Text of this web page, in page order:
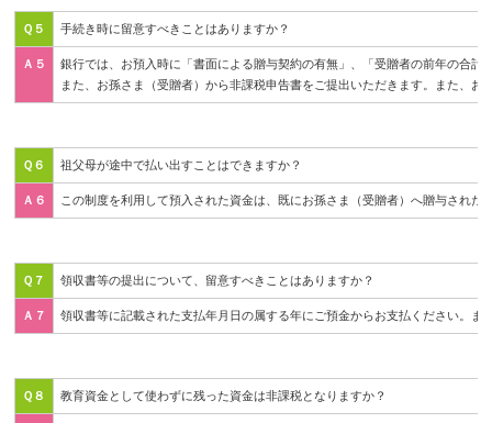
Ｑ５ 手続き時に留意すべきことはありますか？
Ａ５
銀行では、お預入時に「書面による贈与契約の有無」、「受贈者の前年の合
また、お孫さま（受贈者）から非課税申告書をご提出いただきます。また、
Ｑ６ 祖父母が途中で払い出すことはできますか？
Ａ６ この制度を利用して預入された資金は、既にお孫さま（受贈者）へ贈与され
Ｑ７ 領収書等の提出について、留意すべきことはありますか？
Ａ７ 領収書等に記載された支払年月日の属する年にご預金からお支払ください。
Ｑ８ 教育資金として使わずに残った資金は非課税となりますか？